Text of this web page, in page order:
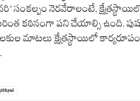
సంకల్పం నెరవేరాలంటే,
కఠినంగా పని చేయాల్సి ఉంది.
మాటలు క్షేత్రస్థాయిలో